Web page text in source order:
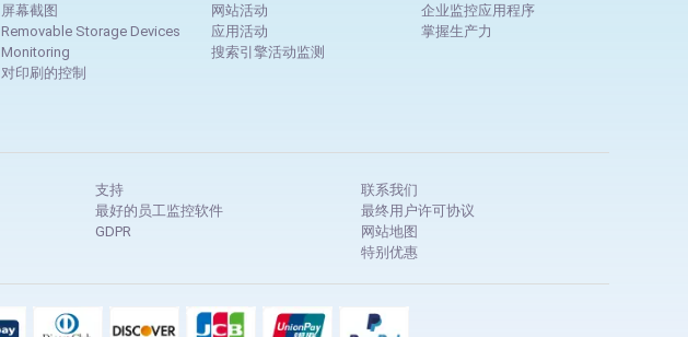
屏幕截图
Removable Storage Devices
Monitoring
对印刷的控制
网站活动
应用活动
搜索引擎活动监测
企业监控应用程序
掌握生产力
支持
最好的员工监控软件
GDPR
联系我们
最终用户许可协议
网站地图
特别优惠